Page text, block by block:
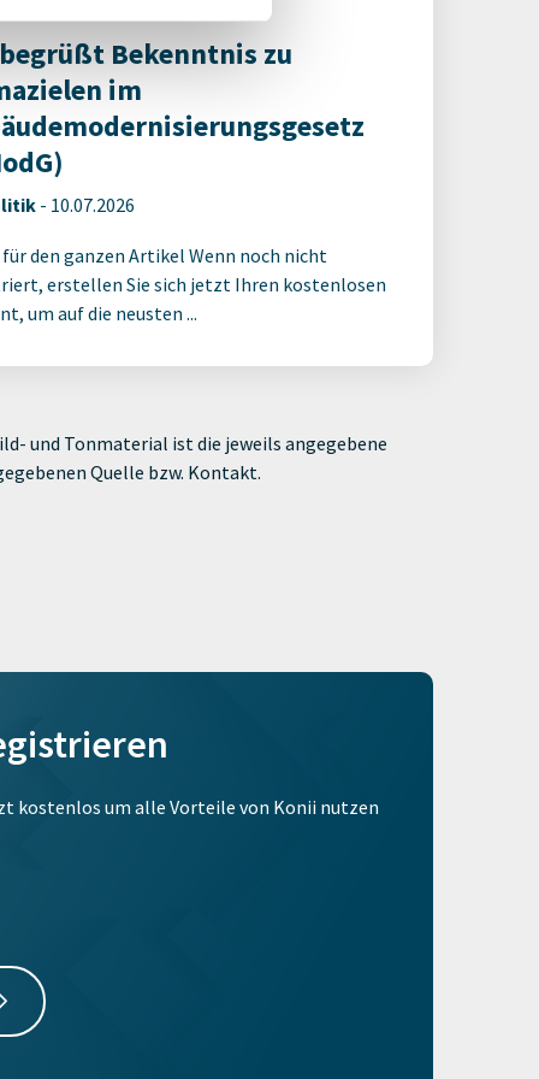
Bekenntnis zu
im
- 10.07.2026
den ganzen Artikel Wenn noch nicht
erstellen Sie sich jetzt Ihren kostenlosen
um auf die neusten ...
und Tonmaterial ist die jeweils angegebene
Quelle bzw. Kontakt.
kostenlos um alle Vorteile von Konii nutzen